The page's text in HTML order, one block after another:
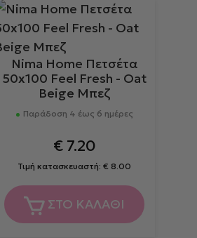
Nima Home Πετσέτα
50x100 Feel Fresh - Oat
Beige Μπεζ
Παράδοση 4 έως 6 ημέρες
€7.20
Τιμή κατασκευαστή:€ 8.00
ΣΤΟ ΚΑΛΑΘΙ